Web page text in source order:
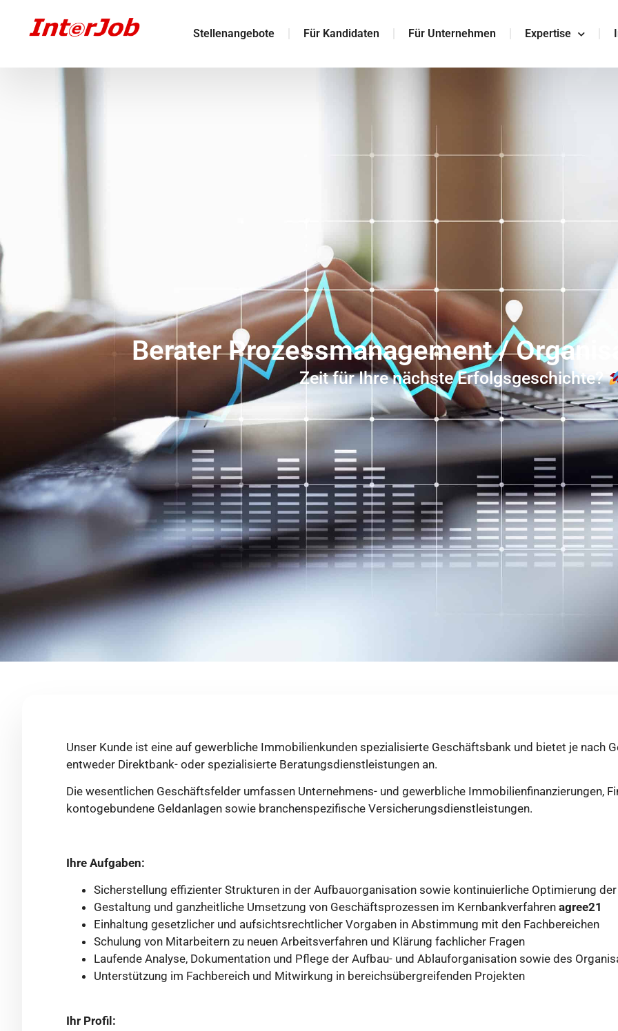
Stellenangebote Für Kandidaten Für Unternehmen Expertise
Berater Prozessmanagement /
Zeit für Ihre nächste Erfolgsgeschichte?
Unser Kunde ist eine auf gewerbliche Immobilienkunden spezialisierte Geschäftsbank und bietet je nach
entweder Direktbank- oder spezialisierte Beratungsdienstleistungen an.
Die wesentlichen Geschäftsfelder umfassen Unternehmens- und gewerbliche Immobilienfinanzierungen,
kontogebundene Geldanlagen sowie branchenspezifische Versicherungsdienstleistungen.
Ihre Aufgaben:
Sicherstellung effizienter Strukturen in der Aufbauorganisation sowie kontinuierliche Optimierung
Gestaltung und ganzheitliche Umsetzung von Geschäftsprozessen im Kernbankverfahren agree21
Einhaltung gesetzlicher und aufsichtsrechtlicher Vorgaben in Abstimmung mit den Fachbereichen
Schulung von Mitarbeitern zu neuen Arbeitsverfahren und Klärung fachlicher Fragen
Laufende Analyse, Dokumentation und Pflege der Aufbau- und Ablauforganisation sowie des
Unterstützung im Fachbereich und Mitwirkung in bereichsübergreifenden Projekten
Ihr Profil: